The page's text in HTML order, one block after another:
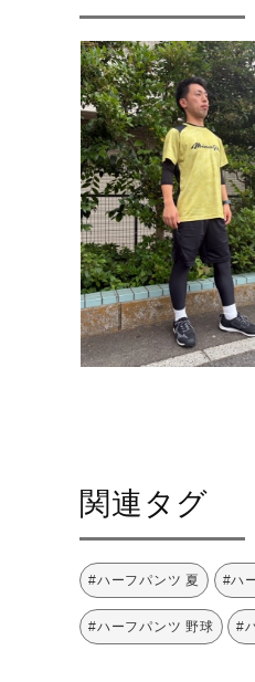
サイズ
カラー
素材
原産国
サステナビリテ
ィ
関連タグ
#ハーフパンツ 夏 #ハ
#ハーフパンツ 野球 #